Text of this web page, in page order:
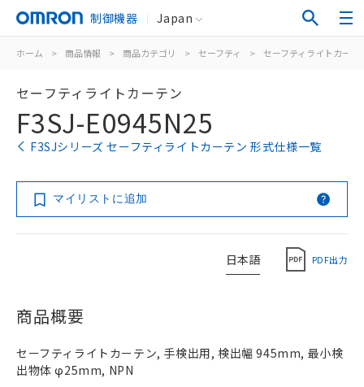
制御機器 Japan
ホーム > 商品情報 > 商品カテゴリ > セーフティ > セーフティライトカー
セーフティライトカーテン
F3SJ-E0945N25
F3SJシリーズ セーフティライトカーテン 形式仕様一覧
マイリストに追加
日本語 PDF出力
商品概要
セーフティライトカーテン, 手検出用, 検出幅 945mm, 最小検
出物体 φ25mm, NPN